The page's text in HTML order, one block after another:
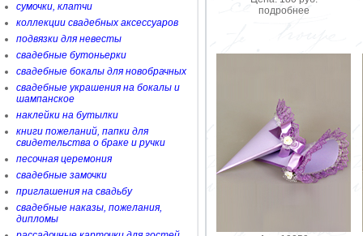
сумочки, клатчи
коллекции свадебных аксессуаров
подвязки для невесты
свадебные бутоньерки
свадебные бокалы для новобрачных
свадебные украшения на бокалы и
шампанское
наклейки на бутылки
книги пожеланий, папки для
свидетельства о браке и ручки
песочная церемония
свадебные замочки
приглашения на свадьбу
свадебные наказы, пожелания,
дипломы
подробнее